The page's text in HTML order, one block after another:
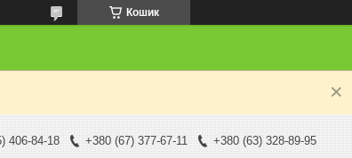
Кошик
406-84-18 +380 (67) 377-67-11 +380 (63) 328-89-95